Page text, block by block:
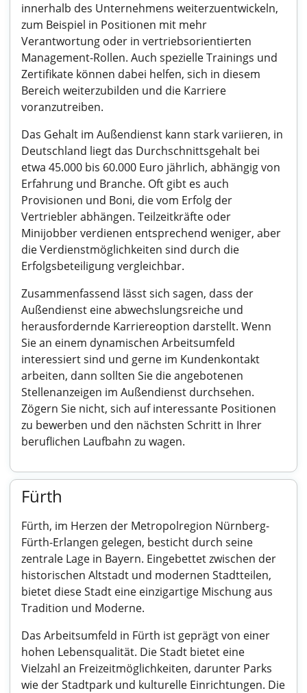
innerhalb des Unternehmens weiterzuentwickeln,
zum Beispiel in Positionen mit mehr
Verantwortung oder in vertriebsorientierten
Management-Rollen. Auch spezielle Trainings und
Zertifikate können dabei helfen, sich in diesem
Bereich weiterzubilden und die Karriere
voranzutreiben.
Das Gehalt im Außendienst kann stark variieren, in
Deutschland liegt das Durchschnittsgehalt bei
etwa 45.000 bis 60.000 Euro jährlich, abhängig von
Erfahrung und Branche. Oft gibt es auch
Provisionen und Boni, die vom Erfolg der
Vertriebler abhängen. Teilzeitkräfte oder
Minijobber verdienen entsprechend weniger, aber
die Verdienstmöglichkeiten sind durch die
Erfolgsbeteiligung vergleichbar.
Zusammenfassend lässt sich sagen, dass der
Außendienst eine abwechslungsreiche und
herausfordernde Karriereoption darstellt. Wenn
Sie an einem dynamischen Arbeitsumfeld
interessiert sind und gerne im Kundenkontakt
arbeiten, dann sollten Sie die angebotenen
Stellenanzeigen im Außendienst durchsehen.
Zögern Sie nicht, sich auf interessante Positionen
zu bewerben und den nächsten Schritt in Ihrer
beruflichen Laufbahn zu wagen.
Fürth
Fürth, im Herzen der Metropolregion Nürnberg-
Fürth-Erlangen gelegen, besticht durch seine
zentrale Lage in Bayern. Eingebettet zwischen der
historischen Altstadt und modernen Stadtteilen,
bietet diese Stadt eine einzigartige Mischung aus
Tradition und Moderne.
Das Arbeitsumfeld in Fürth ist geprägt von einer
hohen Lebensqualität. Die Stadt bietet eine
Vielzahl an Freizeitmöglichkeiten, darunter Parks
wie der Stadtpark und kulturelle Einrichtungen. Die